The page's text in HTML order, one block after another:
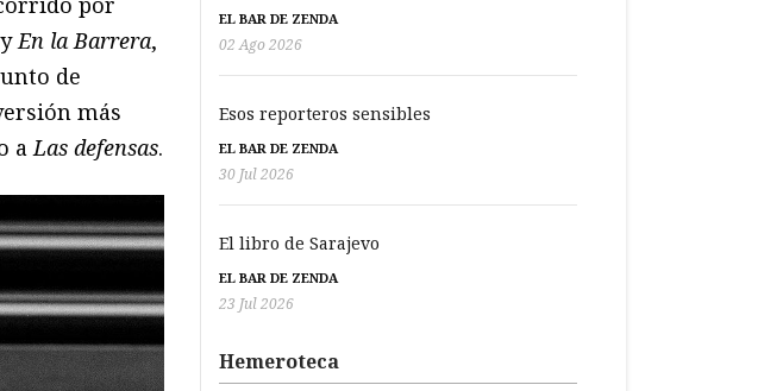
yEn la Barrera,
de
más
aLas defensas.
EL BAR DE ZENDA
02 Ago 2026
Esos reporteros sensibles
EL BAR DE ZENDA
30 Jul 2026
El libro de Sarajevo
EL BAR DE ZENDA
23 Jul 2026
Hemeroteca